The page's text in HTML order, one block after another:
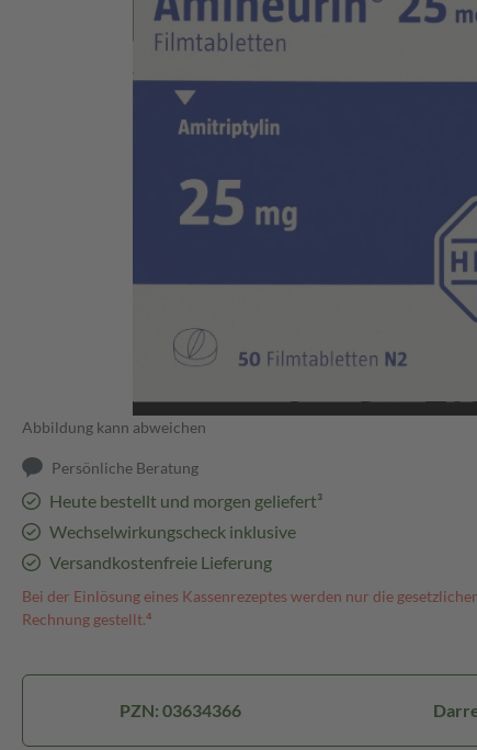
Abbildung kann abweichen
Persönliche Beratung
Heute bestellt und morgen geliefert³
Wechselwirkungscheck inklusive
Versandkostenfreie Lieferung
Bei der Einlösung eines Kassenrezeptes werden nur die
Rechnung gestellt.⁴
PZN: 03634366